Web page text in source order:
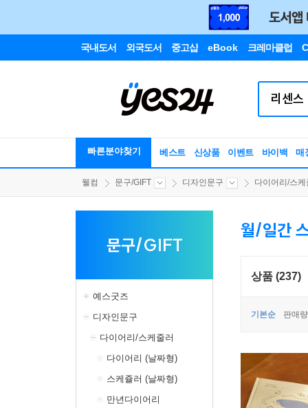
국내도서 외국도서 중고샵 eBook 크레마클럽
빠른분야찾기 베스트 신상품 이벤트 바이백 매
웰컴 문구/GIFT 디자인문구 다이어리/스케
문구/GIFT
예스굿즈
디자인문구
다이어리/스케줄러
다이어리 (날짜형)
스케쥴러 (날짜형)
만년다이어리
월/일간
상품 (237)
기본순 판매